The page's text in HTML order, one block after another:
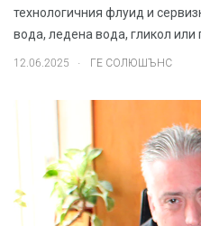
технологичния флуид и
вода, ледена вода, гликол или
12.06.2025 . ГЕ СОЛЮШЪНС